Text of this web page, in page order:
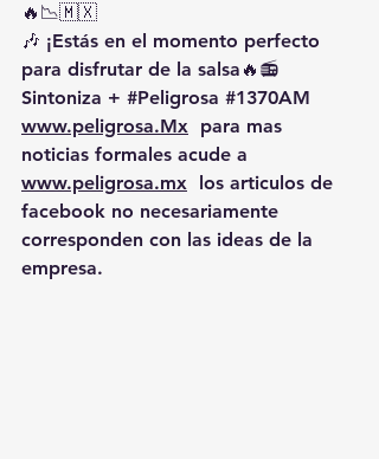
🔥📉🇲🇽
🎶 ¡Estás en el momento perfecto
para disfrutar de la salsa🔥📻
Sintoniza + #Peligrosa #1370AM
www.peligrosa.Mx para mas
noticias formales acude a
www.peligrosa.mx los articulos de
facebook no necesariamente
corresponden con las ideas de la
empresa.